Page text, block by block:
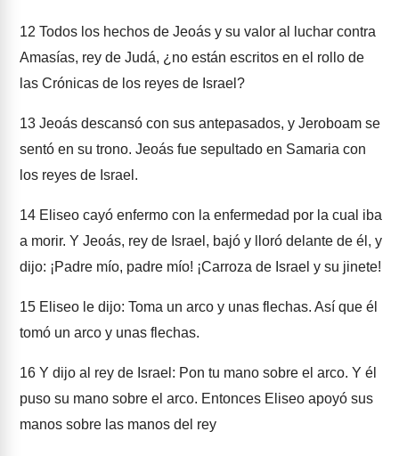
12 Todos los hechos de Jeoás y su valor al luchar contra
Amasías, rey de Judá, ¿no están escritos en el rollo de
las Crónicas de los reyes de Israel?
13 Jeoás descansó con sus antepasados, y Jeroboam se
sentó en su trono. Jeoás fue sepultado en Samaria con
los reyes de Israel.
14 Eliseo cayó enfermo con la enfermedad por la cual iba
a morir. Y Jeoás, rey de Israel, bajó y lloró delante de él, y
dijo: ¡Padre mío, padre mío! ¡Carroza de Israel y su jinete!
15 Eliseo le dijo: Toma un arco y unas flechas. Así que él
tomó un arco y unas flechas.
16 Y dijo al rey de Israel: Pon tu mano sobre el arco. Y él
puso su mano sobre el arco. Entonces Eliseo apoyó sus
manos sobre las manos del rey